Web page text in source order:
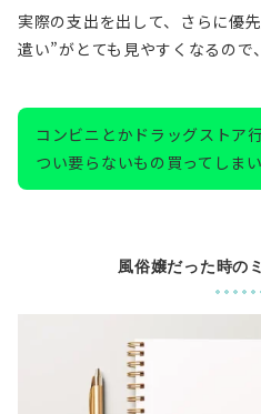
実際の支出を出して、さらに優
遣い”がとても見やすくなるので
コンビニとかドラッグストア
つい要らないもの買ってしま
風俗嬢だった時の